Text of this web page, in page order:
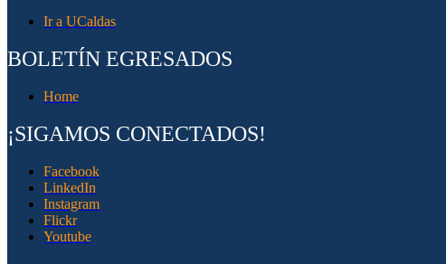
Ir a UCaldas
BOLETÍN EGRESADOS
Home
¡SIGAMOS CONECTADOS!
Facebook
LinkedIn
Instagram
Flickr
Youtube